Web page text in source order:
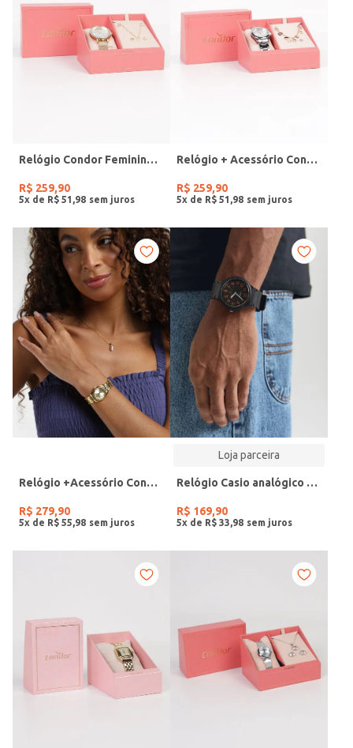
Relógio Condor Feminino DOURADO
R$ 259,90
5x de R$ 51 98
Relógio + Acessório Condor Feminino PRATA
R$ 259,90
5x de R$ 51 98
Relógio +Acessório Condor Feminino DOURADO
R$ 279,90
5x de R$ 55 98
Loja parceira
Relógio Casio analógico MW-240-4BVDF-SC
R$ 169,90
5x de R$ 33 98